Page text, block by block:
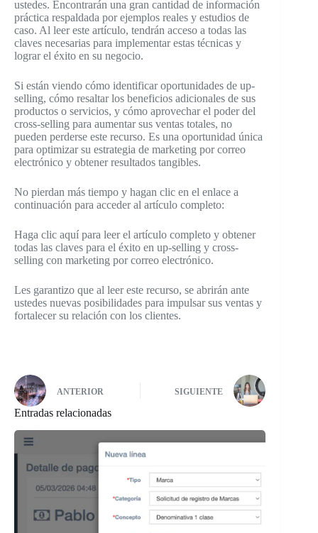
ustedes. Encontrarán una gran cantidad de información
práctica respaldada por ejemplos reales y estudios de
caso. Al leer este artículo, tendrán acceso a todas las
claves necesarias para implementar estas técnicas y
lograr el éxito en su negocio.
Si están viendo cómo identificar oportunidades de up-
selling, cómo resaltar los beneficios adicionales de sus
productos o servicios, y cómo aprovechar el poder del
cross-selling para aumentar sus ventas totales, no
pueden perderse este recurso. Es una oportunidad única
para optimizar su estrategia de marketing por correo
electrónico y obtener resultados tangibles.
No pierdan más tiempo y hagan clic en el enlace a
continuación para acceder al artículo completo:
Haga clic aquí para leer el artículo completo y obtener
todas las claves para el éxito en up-selling y cross-
selling con marketing por correo electrónico.
Les garantizo que al leer este recurso, se abrirán ante
ustedes nuevas posibilidades para impulsar sus ventas y
fortalecer su relación con los clientes.
ANTERIOR SIGUIENTE
Entradas relacionadas